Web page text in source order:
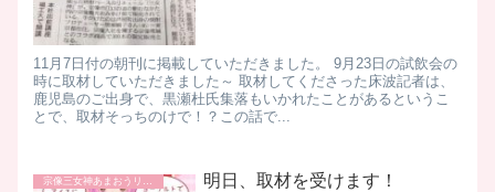
11月7日付の朝刊に掲載していただきました。 9月23日の試飲会の
時に取材していただきました～ 取材してくださった床波記者は、
鹿児島のご出身で、黒瀬杜氏集落もいかれたことがあるというこ
とで、取材そっちのけで！？この話で...
明日、取材を受けます！